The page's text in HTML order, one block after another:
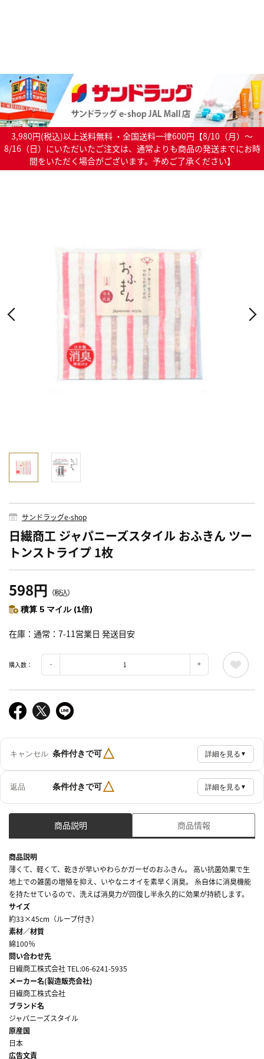
3,980円(税込)以上送料無料 ・全国送料一律600円【8/10（月）～
8/16（日）にいただいたご注文は、通常よりも商品の発送までにお時
間をいただく場合がございます。予めご了承ください】
サンドラッグe-shop
日繊商工 ジャパニーズスタイル おふきん ツー
トンストライプ 1枚
598円 （税込）
積算 5 マイル (1倍)
在庫 通常：7-11営業日 発送目安
購入数：
キャンセル 条件付きで可△ 詳細を見る ▼
返品 条件付きで可△ 詳細を見る ▼
商品説明 商品情報
商品説明
薄くて、軽くて、乾きが早いやわらかガーゼのおふきん。 高い抗菌効果で生
地上での雑菌の増殖を抑え、いやなニオイを素早く消臭。 糸自体に消臭機能
を持たせているので、洗えば消臭力が回復し半永久的に効果が持続します。
サイズ
約33×45cm（ループ付き）
素材／材質
綿100％
問い合わせ先
日繊商工株式会社 TEL:06-6241-5935
メーカー名(製造販売会社)
日繊商工株式会社
ブランド名
ジャパニーズスタイル
原産国
日本
広告文責